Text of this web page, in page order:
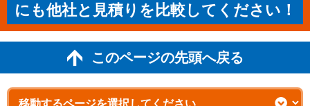
にも他社と見積りを比較してください！
このページの先頭へ戻る